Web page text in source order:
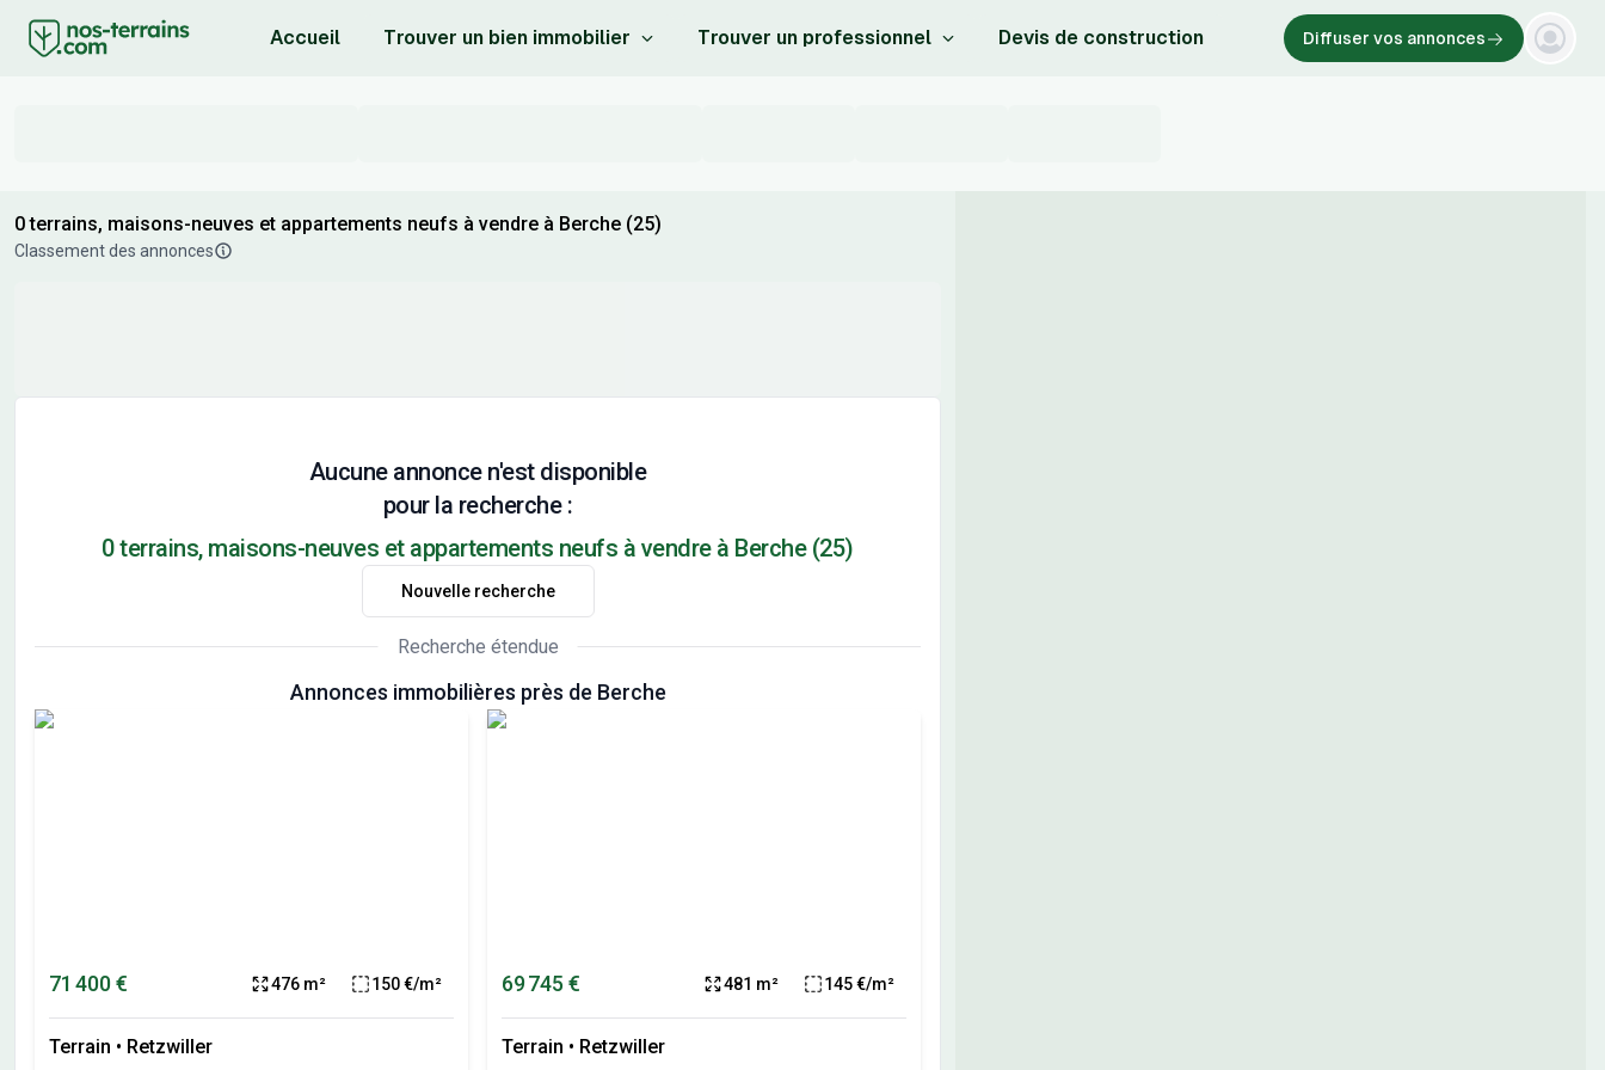
Accueil Trouver un bien immobilier Trouver un professionnel Devis de construction Diffuser vos annonces
0 terrains, maisons-neuves et appartements neufs à vendre à Berche (25)
Classement des annonces
Aucune annonce n'est disponible
pour la recherche :
0 terrains, maisons-neuves et appartements neufs à vendre à Berche (25)
Nouvelle recherche
Recherche étendue
Annonces immobilières près de Berche
71 400 € 476 m² 150 €/m²
Terrain • Retzwiller
69 745 € 481 m² 145 €/m²
Terrain • Retzwiller